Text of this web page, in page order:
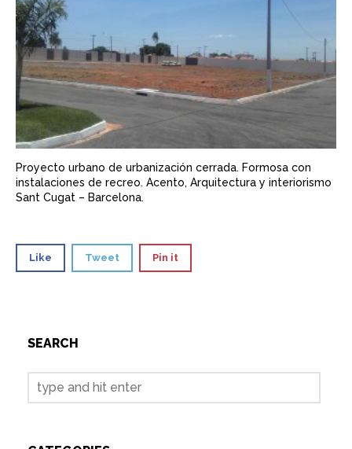
Proyecto urbano de urbanización cerrada. Formosa con
instalaciones de recreo. Acento, Arquitectura y interiorismo
Sant Cugat – Barcelona.
Like Tweet Pin it
SEARCH